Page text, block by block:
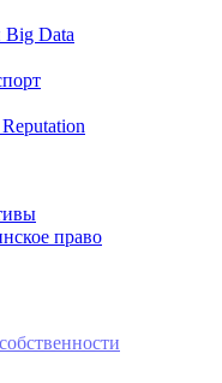
Big Data
право